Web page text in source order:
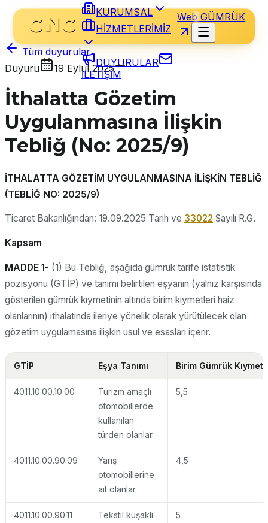
KURUMSAL
HİZMETLERİMİZ
DUYURULAR
İLETİŞİM
Web GÜMRÜK
Tüm duyurular
Duyuru
19 Eylül 2025
İthalatta Gözetim
Uygulanmasına İlişkin
Tebliğ (No: 2025/9)
İTHALATTA GÖZETİM UYGULANMASINA İLİŞKİN TEBLİĞ
(TEBLİĞ NO: 2025/9)
Ticaret Bakanlığından: 19.09.2025 Tarih ve 33022 Sayılı R.G.
Kapsam
MADDE 1- (1) Bu Tebliğ, aşağıda gümrük tarife istatistik
pozisyonu (GTİP) ve tanımı belirtilen eşyanın (yalnız karşısında
gösterilen gümrük kıymetinin altında birim kıymetleri haiz
olanlarının) ithalatında ileriye yönelik olarak yürütülecek olan
gözetim uygulamasına ilişkin usul ve esasları içerir.
GTİP Eşya Tanımı Birim Gümrük Kıymeti
4011.10.00.10.00
Turizm amaçlı
otomobillerde
kullanılan
türden olanlar
5,5
4011.10.00.90.09
Yarış
otomobillerine
ait olanlar
4,5
4011.10.00.90.11
Tekstil kuşaklı
5